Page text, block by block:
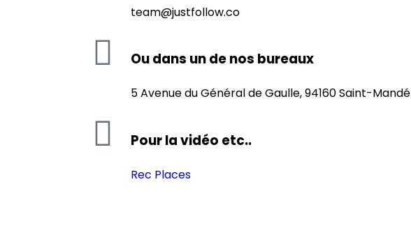
team@justfollow.co
Ou dans un de nos bureaux
5 Avenue du Général de Gaulle, 94160 Saint-Mandé
Pour la vidéo etc..
Rec Places